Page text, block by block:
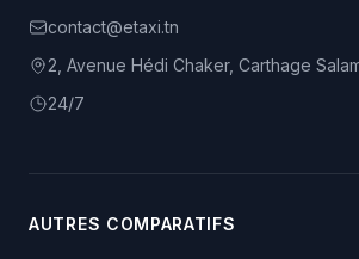
contact@etaxi.tn
2, Avenue Hédi Chaker, Carthage
24/7
AUTRES COMPARATIFS